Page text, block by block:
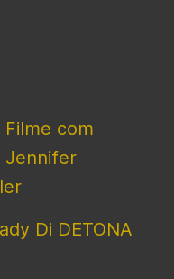
Filme com
Jennifer
Di DETONA